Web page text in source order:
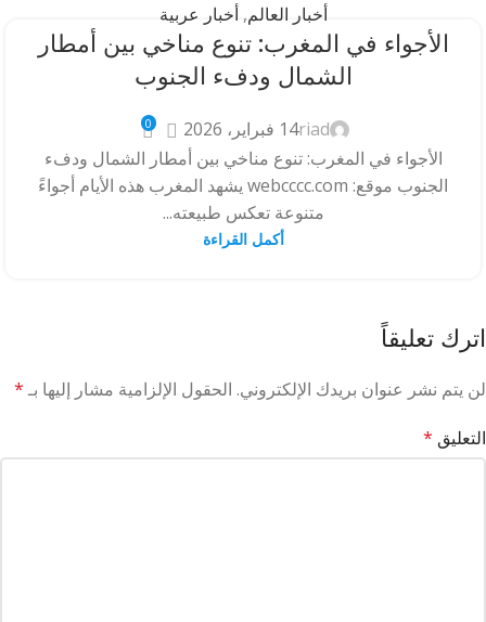
أخبار العالم,أخبار عربية
الأجواء في المغرب: تنوع مناخي بين أمطار
الشمال ودفء الجنوب
riad14 فبراير، 2026 0
الأجواء في المغرب: تنوع مناخي بين أمطار الشمال ودفء
الجنوب موقع: webcccc.com يشهد المغرب هذه الأيام أجواءً
متنوعة تعكس طبيعته...
أكمل القراءة
اترك تعليقاً
لن يتم نشر عنوان بريدك الإلكتروني. الحقول الإلزامية مشار إليها بـ *
التعليق *